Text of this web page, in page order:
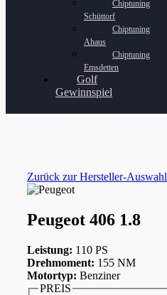
Chiptuning
Schüttorf
Chiptuning
Ahaus
Chiptuning
Emsdetten
Golf
Gewinnspiel
Zurück zur Hersteller-Auswahl
Peugeot 406 1.8
Leistung: 110 PS
Drehmoment: 155 NM
Motortyp: Benziner
PREIS